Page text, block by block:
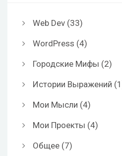
Web Dev (33)
WordPress (4)
Городские Мифы (2)
Истории Выражений
Мои Мысли (4)
Мои Проекты (4)
Общее (7)